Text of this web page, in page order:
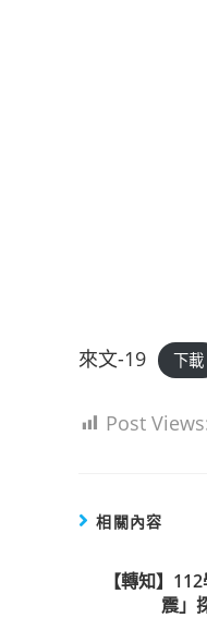
來文-19 下載
Post
相關內容
【轉知】
震」